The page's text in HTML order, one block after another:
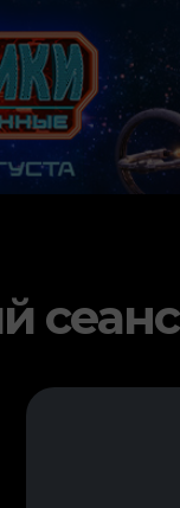
сеанс